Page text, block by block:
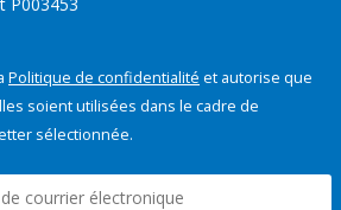
P003453
Politique de confidentialité et autorise que
soient utilisées dans le cadre de
sélectionnée.